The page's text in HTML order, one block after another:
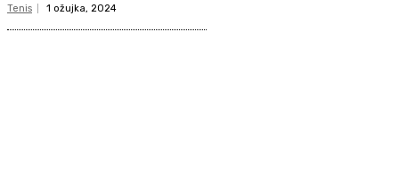
Tenis 1 ožujka, 2024